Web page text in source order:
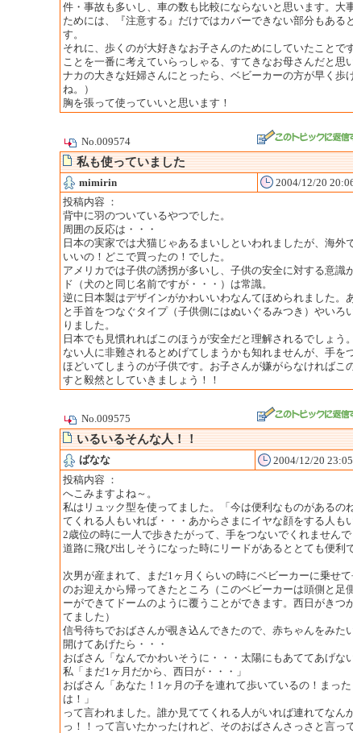
件・事故も多いし、車の数も比較にならないと思います。大
ためには、『注意する』だけではカバーできない部分もある
す。
それに、歩くのが大好きなお子さんのためにしていたことで
ことを一番に考えていらっしゃる、すてきなお母さんだと思
ナカの大きな妊婦さんにとったら、ベビーカーの方が早く歩
ね。）
胸を張って使っていいと思います！
No.009574
私も使っていました
mimirin
2004/12/20
投稿内容 ：
背中に羽のついているやつでした。
周囲の反応は・・・
日本の実家では犬猫じゃあるまいしといわれましたが、海外
いいの！どこで買ったの！でした。
アメリカでは子供の誘拐が多いし、子供の安全に対する意識
ド（犬のと同じ名前ですが・・・）は常識。
逆に日本製はデザインがかわいいわなんてほめられました。
と手首をつなぐタイプ（子供側にはぬいぐるみつき）やいろ
りました。
日本でも見慣れればこのほうが安全だと理解されるでしょう
ない人に非難されるとめげてしまうかも知れませんが、手を
ほどいてしまうのが子供です。お子さんが嫌がらなければこ
すと毅然としていきましょう！！
No.009575
いるいるそんな人！！
ばなな
2004/12/20
投稿内容 ：
へこみますよね～。
私はリュック型を使ってました。「今は便利なものがあるの
てくれる人もいれば・・・あからさまにイヤな顔をする人も
2歳位の時に一人で歩きたがって、手をつないでくれません
道路に飛び出しそうになった時にリードがあるととても便利で
次男が産まれて、まだ1ヶ月くらいの時にベビーカーに乗せ
のお迎えから帰ってきたところ（このベビーカーは頭側と足
ーができてドームのように覆うことができます。西日がきつ
てました）
信号待ちでおばさんが覗き込んできたので、赤ちゃんをみた
開けてあげたら・・・
おばさん「なんでかわいそうに・・・太陽にもあててあげな
私「まだ1ヶ月だから、西日が・・・」
おばさん「あなた！1ヶ月の子を連れて歩いているの！まっ
は！」
って言われました。誰か見ててくれる人がいれば連れてなん
っ！！って言いたかったけれど、そのおばさんさっさと言っ